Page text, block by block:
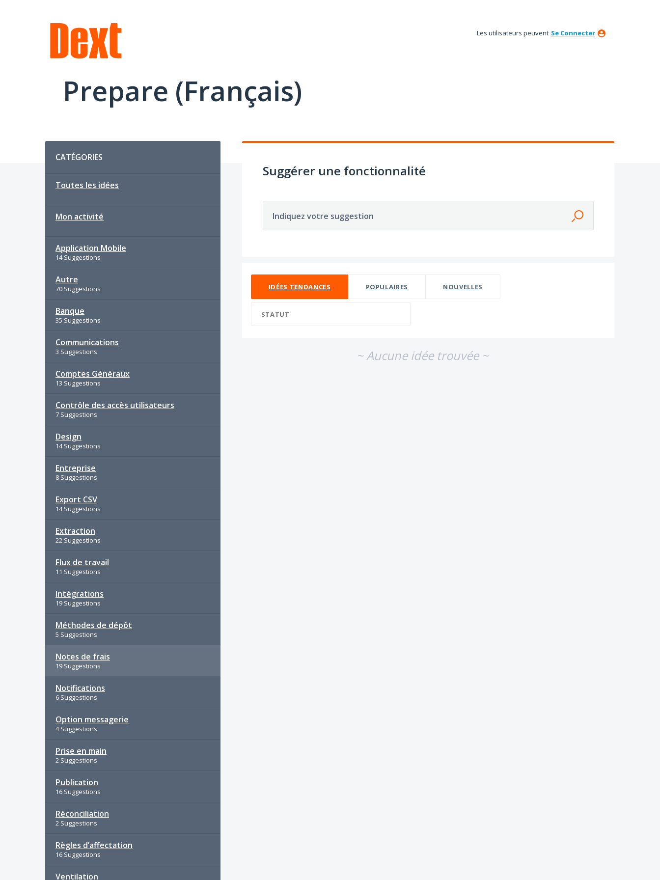
Les utilisateurs peuvent Se Connecter
Prepare (Français)
CATÉGORIES
Toutes les idées
Mon activité
Application Mobile
14 Suggestions
Autre
70 Suggestions
Banque
35 Suggestions
Communications
3 Suggestions
Comptes Généraux
13 Suggestions
Contrôle des accès utilisateurs
7 Suggestions
Design
14 Suggestions
Entreprise
8 Suggestions
Export CSV
14 Suggestions
Extraction
22 Suggestions
Flux de travail
11 Suggestions
Intégrations
19 Suggestions
Méthodes de dépôt
5 Suggestions
Notes de frais
19 Suggestions
Notifications
6 Suggestions
Option messagerie
4 Suggestions
Prise en main
2 Suggestions
Publication
16 Suggestions
Réconciliation
2 Suggestions
Règles d’affectation
16 Suggestions
Ventilation
Suggérer une fonctionnalité
Indiquez votre suggestion
IDÉES TENDANCES POPULAIRES NOUVELLES
STATUT
~ Aucune idée trouvée ~